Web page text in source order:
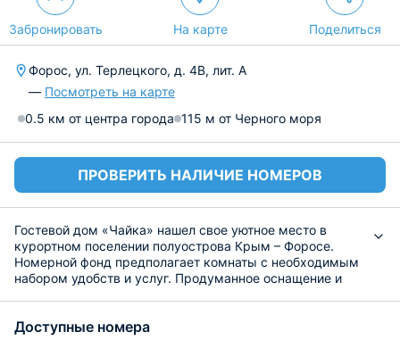
Забронировать На карте Поделиться
Форос, ул. Терлецкого, д. 4В, лит. А
— Посмотреть на карте
0.5 км от центра города 115 м от Черного моря
ПРОВЕРИТЬ НАЛИЧИЕ НОМЕРОВ
Гостевой дом «Чайка» нашел свое уютное место в
курортном поселении полуострова Крым – Форосе.
Номерной фонд предполагает комнаты с необходимым
набором удобств и услуг. Продуманное оснащение и
На территории отеля есть условия для
Доступные номера